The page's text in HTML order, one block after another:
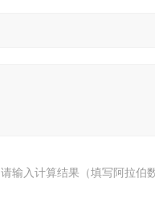
请输入计算结果（填写阿拉伯